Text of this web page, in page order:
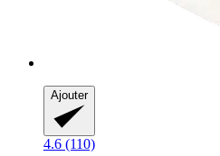
Ajouter
4.6 (110)